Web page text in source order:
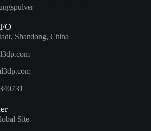
Shandong, China
Site